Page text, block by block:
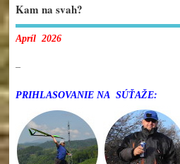
Kam na svah?
Apríl 2026
–
PRIHLASOVANIE NA SÚŤAŽE: